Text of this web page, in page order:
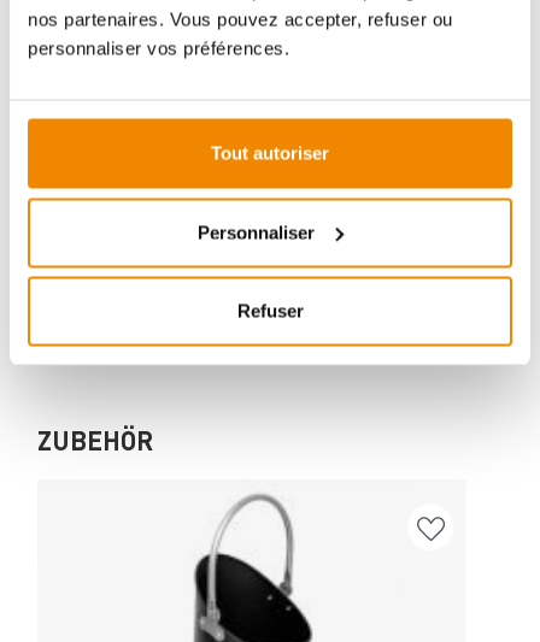
nos partenaires. Vous pouvez accepter, refuser ou
personnaliser vos préférences.
Tout autoriser
Personnaliser
Refuser
Votre conseiller en matière de poêles
Aboubakar Fofana vous conseille volontiers sur le
reste sans réponse, aucun problème n'est irrésolu.
Vous avez des questions sur nos produits? N'hésitez
E-mail :
[email protected]
+33 1 59 58 12 04
ZUBEHÖR